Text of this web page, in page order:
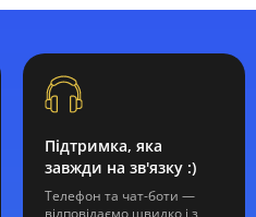
Підтримка, яка
завжди на зв'язку :)
Телефон та чат-боти —
відповідаємо швидко і з